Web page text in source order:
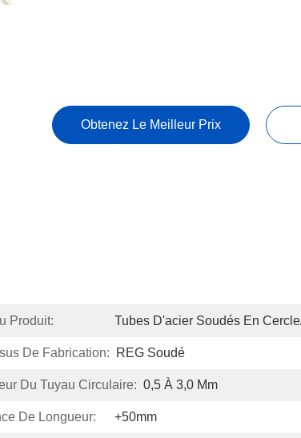
Obtenez Le Meilleur Prix
Produit: Tubes D'acier Soudés En
De Fabrication: REG Soudé
Du Tuyau Circulaire: 0,5 À 3,0 Mm
De Longueur: +50mm